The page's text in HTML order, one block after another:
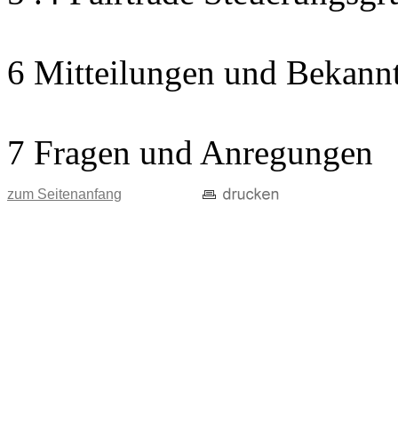
6 Mitteilungen und
7 Fragen und Anregungen
zum Seitenanfang